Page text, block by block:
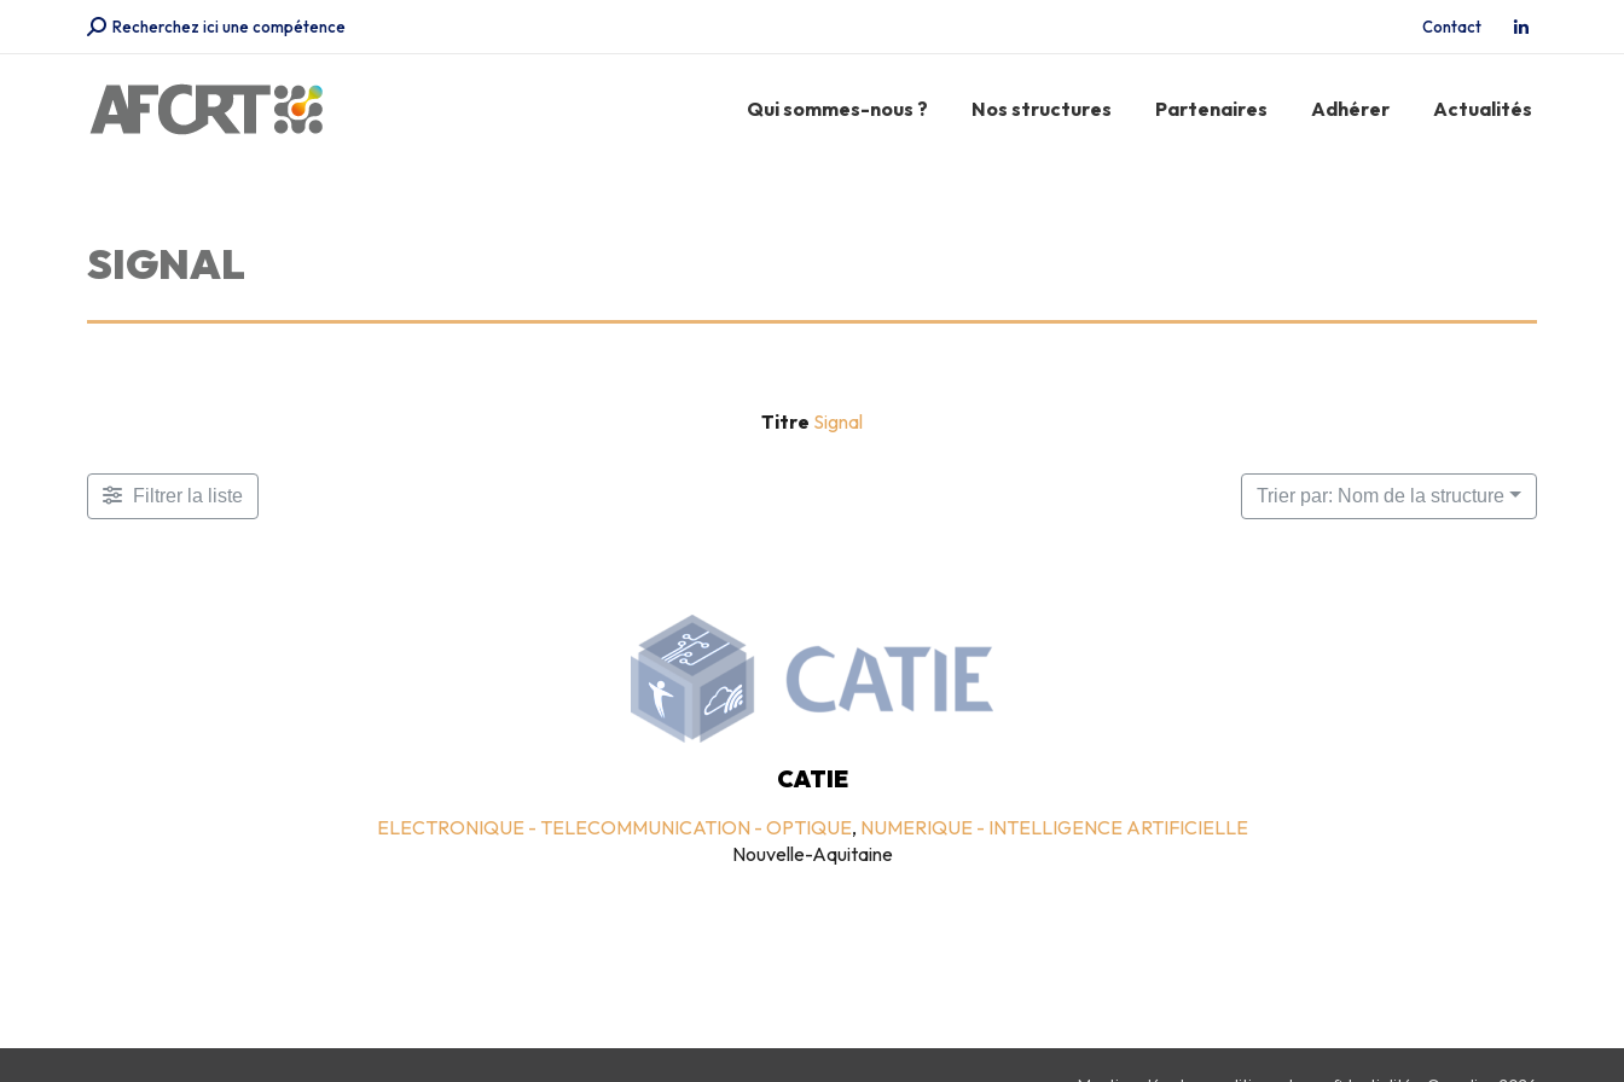
Recherche
Recherchez ici une compétence Contact
LinkedIn
Qui sommes-nous ? Nos structures Partenaires Adhérer Actualités
SIGNAL
Titre Signal
Filtrer la liste Trier par: Nom de la structure
CATIE
ELECTRONIQUE - TELECOMMUNICATION - OPTIQUE, NUMERIQUE - INTELLIGENCE ARTIFICIELLE
Nouvelle-Aquitaine